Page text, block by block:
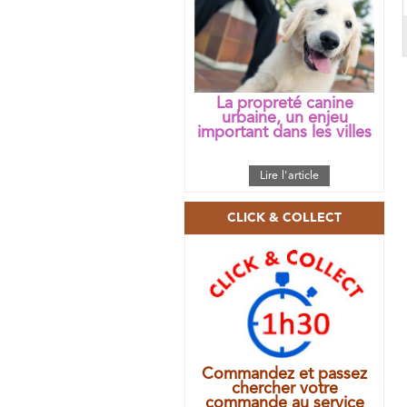
La propreté canine
urbaine, un enjeu
important dans les villes
Lire l'article
CLICK & COLLECT
Commandez et passez
chercher votre
commande au service